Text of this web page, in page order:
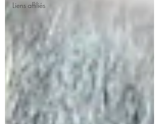
Liens affiliés